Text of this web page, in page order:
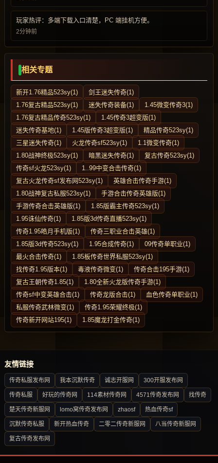
玩家热评：多端下载入口清楚，PC 端挂机方便。
2分钟前
相关专题
新开1.76精品523sy(1)
剑王迷失传奇(1)
1.76复古精品523sy(1)
迷失传奇装备(1)
1.45微变传奇3(1)
1.76复古精品传奇523sy(1)
1.45传奇3超变版(1)
迷失传奇基地(1)
1.45版传奇3超变版(1)
精品传奇523sy(1)
三星迷失传奇(1)
火龙传奇sf523sy(1)
1.1微变传奇(1)
1.80战神终极523sy(1)
暗黑迷失传奇(1)
复古传奇523sy(1)
传奇sf火龙523sy(1)
1..99中变合击传奇(1)
复古火龙传奇sf发布网523sy(1)
英雄合击传奇手游(1)
1.80战神复古私服523sy(1)
手游合击传奇英雄版(1)
手游传奇合击英雄版(1)
1.85版霸主传奇523sy(1)
1.95诛仙传奇(1)
1.85版3d传奇直播523sy(1)
传奇1.95皓月手机版(1)
传奇三职业合击英雄(1)
1.85版3d传奇523sy(1)
1.95合成传奇(1)
09传奇单职业(1)
最火合击传奇(1)
1.85板传奇世界私服523sy(1)
找传奇1.95版本(1)
毒液传奇微变(1)
传奇合击195手游(1)
复古王朝传奇1.85(1)
1.80全新火龙版传奇手游(1)
传奇sf中变英雄合击(1)
传奇龙版合击(1)
血色传奇单职业(1)
私服传奇武林微变(1)
传奇1.95荣耀终极(1)
传奇新开网站195(1)
1.85魔龙打金传奇(1)
友情链接
传奇私服发布网 我本沉默传奇 诚志开服网 300开服发布网
传奇私服 好玩的传奇网 114素材传奇网 4571传奇发布网 找传奇
楚天传奇新服网 lomo窝传奇发布网 zhaosf 热血传奇sf
沉默传奇私服 新开热血传奇 二零二传奇新服网 八当传奇新服网
复古传奇发布网